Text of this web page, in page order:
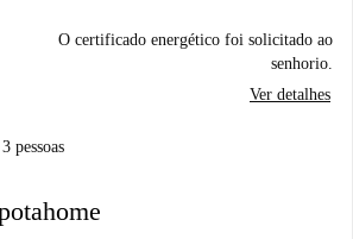
O certificado energético foi solicitado ao
senhorio.
Ver detalhes
pessoas